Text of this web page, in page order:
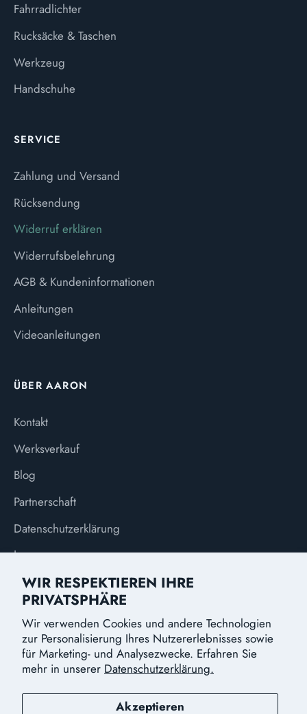
WIR RESPEKTIEREN IHRE
PRIVATSPHÄRE
Wir verwenden Cookies und andere Technologien
zur Personalisierung Ihres Nutzererlebnisses sowie
für Marketing- und Analysezwecke. Erfahren Sie
mehr in unserer Datenschutzerklärung.
Akzeptieren
Fahrradlichter
Rucksäcke & Taschen
Werkzeug
Handschuhe
SERVICE
Zahlung und Versand
Rücksendung
Widerruf erklären
Widerrufsbelehrung
AGB & Kundeninformationen
Anleitungen
Videoanleitungen
ÜBER AARON
Kontakt
Werksverkauf
Blog
Partnerschaft
Datenschutzerklärung
Impressum
WÄHRUNGDeutschland (EUR €)